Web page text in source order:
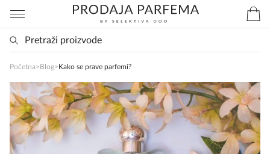
Početna> Blog> Kako se prave parfemi?
SlađanAi Asistent
Online